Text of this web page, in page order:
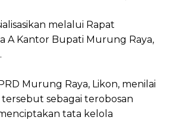
melalui Rapat
A Kantor Bupati Murung Raya,
Murung Raya, Likon, menilai
tersebut sebagai terobosan
tata kelola